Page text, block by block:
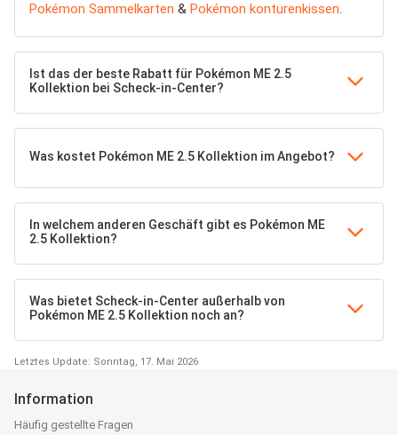
Pokémon Sammelkarten & Pokémon konturenkissen.
Ist das der beste Rabatt für Pokémon ME 2.5
Kollektion bei Scheck-in-Center?
Was kostet Pokémon ME 2.5 Kollektion im Angebot?
In welchem anderen Geschäft gibt es Pokémon ME
2.5 Kollektion?
Was bietet Scheck-in-Center außerhalb von
Pokémon ME 2.5 Kollektion noch an?
Letztes Update: Sonntag, 17. Mai 2026
Information
Häufig gestellte Fragen